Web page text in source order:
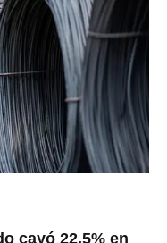
cayó 22,5% en